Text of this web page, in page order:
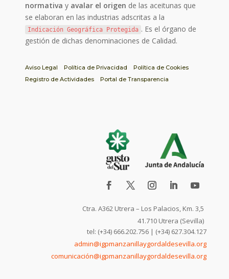
normativa y avalar el origen de las aceitunas que
se elaboran en las industrias adscritas a la
Indicación Geográfica Protegida . Es el órgano de
gestión de dichas denominaciones de Calidad.
Aviso Legal Política de Privacidad
Política de Cookies
Registro de Actividades
Portal de Transparencia
Ctra. A362 Utrera – Los Palacios, Km. 3,5
41.710 Utrera (Sevilla)
tel: (+34) 666.202.756 | (+34) 627.304.127
admin@igpmanzanillaygordaldesevilla.org
comunicación@igpmanzanillaygordaldesevilla.org